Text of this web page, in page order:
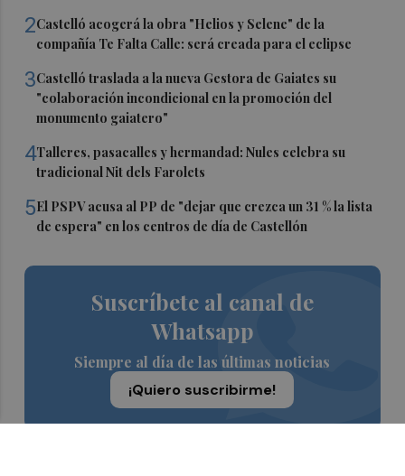
2Castelló acogerá la obra "Helios y Selene" de la
compañía Te Falta Calle: será creada para el eclipse
3Castelló traslada a la nueva Gestora de Gaiates su
"colaboración incondicional en la promoción del
monumento gaiatero"
4Talleres, pasacalles y hermandad: Nules celebra su
tradicional Nit dels Farolets
5El PSPV acusa al PP de "dejar que crezca un 31 % la lista
de espera" en los centros de día de Castellón
Suscríbete al canal de
Whatsapp
Siempre al día de las últimas noticias
¡Quiero suscribirme!